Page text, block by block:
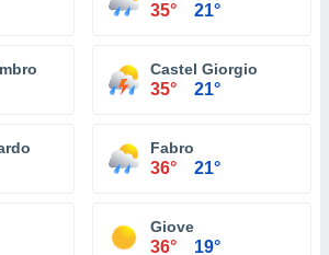
35° 21°
Castel Giorgio
35° 21°
Fabro
36° 21°
Giove
36° 19°